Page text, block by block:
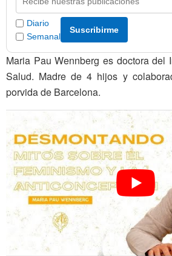
Diario
Semanal
Suscribirme
Maria Pau Wennberg es doctora del
Salud. Madre de 4 hijos y
porvida de Barcelona.